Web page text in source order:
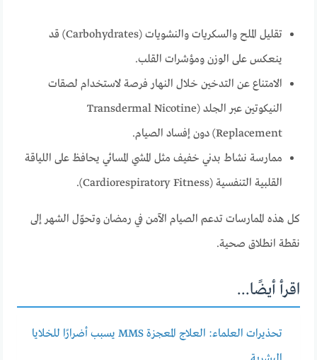
تقليل الملح والسكريات والنشويات (Carbohydrates) قد
ينعكس على الوزن ومؤشرات القلب.
الامتناع عن التدخين خلال النهار فرصة لاستخدام لصقات
النيكوتين عبر الجلد (Transdermal Nicotine
Replacement) دون إفساد الصيام.
ممارسة نشاط بدني خفيف مثل المشي المسائي يحافظ على اللياقة
القلبية التنفسية (Cardiorespiratory Fitness).
كل هذه الممارسات تدعم الصيام الآمن في رمضان وتحوّل الشهر إلى
نقطة انطلاق صحية.
اقرأ أيضًا...
تحذيرات العلماء: العلاج المعجزة MMS يسبب أضرارًا للخلايا